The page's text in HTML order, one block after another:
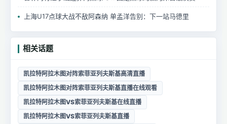
上海U17点球大战不敌阿森纳 单孟洋告别：下一站马德里
相关话题
凯拉特阿拉木图对阵索菲亚列夫斯基高清直播
凯拉特阿拉木图对阵索菲亚列夫斯基直播在线观看
凯拉特阿拉木图VS索菲亚列夫斯基在线直播
凯拉特阿拉木图VS索菲亚列夫斯基直播